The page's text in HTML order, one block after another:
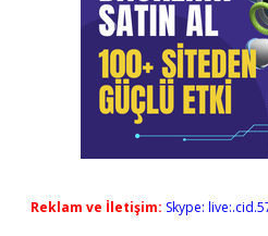
Reklam ve İletişim: Skype: